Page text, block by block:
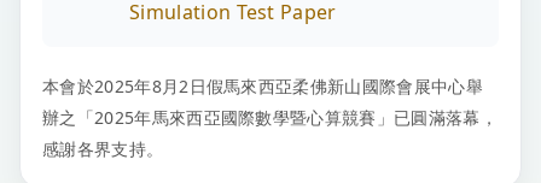
Simulation Test Paper
本會於2025年8月2日假馬來西亞柔佛新山國際會展中心舉
辦之「2025年馬來西亞國際數學暨心算競賽」已圓滿落幕，
感謝各界支持。